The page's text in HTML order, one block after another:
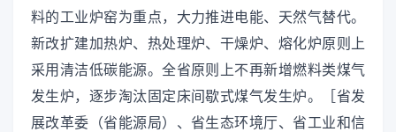
料的工业炉窑为重点，大力推进电能、天然气替代。
新改扩建加热炉、热处理炉、干燥炉、熔化炉原则上
采用清洁低碳能源。全省原则上不再新增燃料类煤气
发生炉，逐步淘汰固定床间歇式煤气发生炉。［省发
展改革委（省能源局）、省生态环境厅、省工业和信